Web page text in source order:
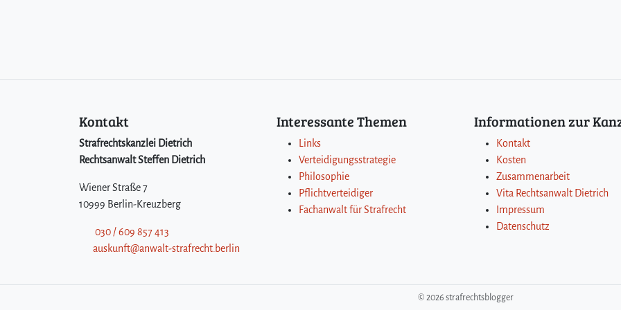
Kontakt
Strafrechtskanzlei Dietrich
Rechtsanwalt Steffen Dietrich
Wiener Straße 7
10999 Berlin-Kreuzberg
030 / 609 857 413
auskunft@anwalt-strafrecht.berlin
Interessante Themen
Links
Verteidigungsstrategie
Philosophie
Pflichtverteidiger
Fachanwalt für Strafrecht
Informationen zur
Kontakt
Kosten
Zusammenarbeit
Vita Rechtsanwalt Dietrich
Impressum
Datenschutz
© 2026 strafrechtsblogger